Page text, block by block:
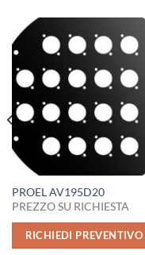
PROEL AV195D20
PREZZO SU RICHIESTA
RICHIEDI PREVENTIVO